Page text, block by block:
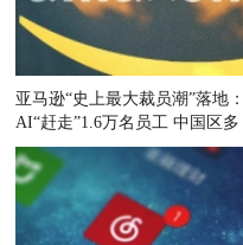
亚马逊“史上最大裁员潮”落地：
AI“赶走”1.6万名员工 中国区多